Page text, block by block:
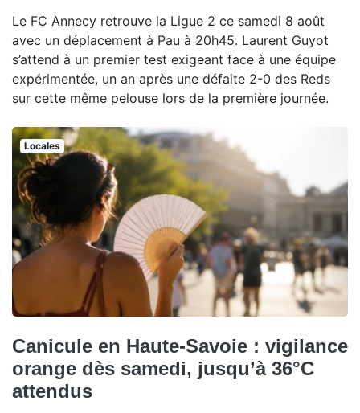
Le FC Annecy retrouve la Ligue 2 ce samedi 8 août
avec un déplacement à Pau à 20h45. Laurent Guyot
s’attend à un premier test exigeant face à une équipe
expérimentée, un an après une défaite 2-0 des Reds
sur cette même pelouse lors de la première journée.
Locales
Canicule en Haute-Savoie : vigilance
orange dès samedi, jusqu’à 36°C
attendus